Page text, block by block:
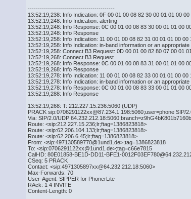
-------------------------------------------
13:52:19,238: Info Indication: 0F 00 01 00 08 82 30 00 01 01 00 00
13:52:19,248: Info Indication: alerting
13:52:19,248: Info Response: 0C 00 01 00 08 83 30 00 01 01 00
13:52:19,248: Info Response
13:52:19,258: Info Indication: 11 00 01 00 08 82 31 00 01 01 00 00
13:52:19,258: Info Indication: in-band information or an
13:52:19,258: Connect B3 Request: 0D 00 01 00 82 80 07 00 01
13:52:19,268: Connect B3 Request
13:52:19,268: Info Response: 0C 00 01 00 08 83 31 00 01 01 00
13:52:19,268: Info Response
13:52:19,278: Info Indication: 11 00 01 00 08 82 33 00 01 01 00 00
13:52:19,278: Info Indication: in-band information or an
13:52:19,278: Info Response: 0C 00 01 00 08 83 33 00 01 01 00
13:52:19,288: Info Response
-------------------------------------------
13:52:19,268: T: 212.227.15.236:5060 (UDP)
PRACK sip:0706291122xx@87.234.1.198:5060;user=phone SIP/
Via: SIP/2.0/UDP
Route: <sip:212.227.15.236;lr;ftag=1386823818>
Route: <sip:62.206.104.133;lr;ftag=1386823818>
Route: <sip:62.206.6.45;lr;ftag=1386823818>
From: <sip:497130589770@1und1.de>;tag=1386823818
To: <sip:0706291122xx@1und1.de>;tag=c66e7815
Call-ID: 80E01858-BE1D-DD11-BFE1-
CSeq: 5 PRACK
Contact: <sip:4971305897xx@64.232.212.18:5060>
Max-Forwards: 70
User-Agent: SIPPER for PhonerLite
RAck: 1 4 INVITE
Content-Length: 0